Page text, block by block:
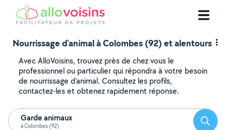
Nourrissage d'animal à Colombes (92) et alentours
Avec AlloVoisins, trouvez près de chez vous le
professionnel ou particulier qui répondra à votre besoin
de nourrissage d'animal. Consultez les profils,
contactez-les et obtenez rapidement réponse.
Garde animaux
à Colombes (92)